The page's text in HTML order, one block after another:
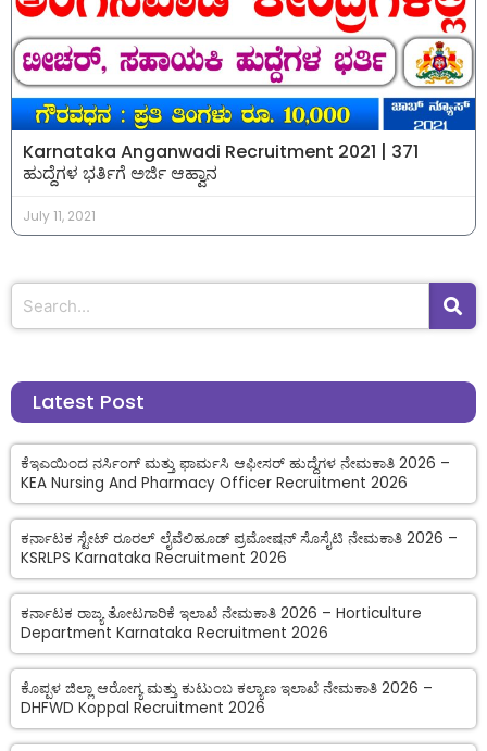
Karnataka Anganwadi Recruitment 2021 | 371
ಹುದ್ದೆಗಳ ಭರ್ತಿಗೆ ಅರ್ಜಿ ಆಹ್ವಾನ
July 11, 2021
Latest Post
ಕೆಇಎಯಿಂದ ನರ್ಸಿಂಗ್ ಮತ್ತು ಫಾರ್ಮಸಿ ಆಫೀಸರ್ ಹುದ್ದೆಗಳ ನೇಮಕಾತಿ 2026 –
KEA Nursing And Pharmacy Officer Recruitment 2026
ಕರ್ನಾಟಕ ಸ್ಟೇಟ್ ರೂರಲ್ ಲೈವೆಲಿಹೂಡ್ ಪ್ರಮೋಷನ್ ಸೊಸೈಟಿ ನೇಮಕಾತಿ 2026 –
KSRLPS Karnataka Recruitment 2026
ಕರ್ನಾಟಕ ರಾಜ್ಯ ತೋಟಗಾರಿಕೆ ಇಲಾಖೆ ನೇಮಕಾತಿ 2026 – Horticulture
Department Karnataka Recruitment 2026
ಕೊಪ್ಪಳ ಜಿಲ್ಲಾ ಆರೋಗ್ಯ ಮತ್ತು ಕುಟುಂಬ ಕಲ್ಯಾಣ ಇಲಾಖೆ ನೇಮಕಾತಿ 2026 –
DHFWD Koppal Recruitment 2026